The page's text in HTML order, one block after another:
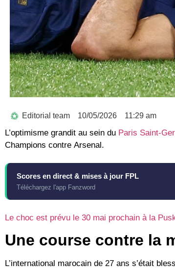
Editorial team 10/05/2026 11:29 am
L’optimisme grandit au sein du Paris Saint-
Champions contre Arsenal.
Scores en direct & mises à jour FPL
Téléchargez l'app Fanzword
Le choc est prévu le 30 mai prochain à la
Une course contre la
L’international marocain de 27 ans s’était